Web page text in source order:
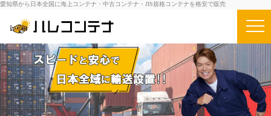
愛知県から日本全国に海上コンテナ・中古コンテナ・JIS規格コンテナを格安で販売